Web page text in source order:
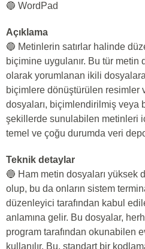
🔵 WordPad
Açıklama
🔵 Metinlerin satırlar halinde
biçimine uygulanır. Bu tür metin
olarak yorumlanan ikili
biçimlere dönüştürülen resimler
dosyaları, biçimlendirilmiş veya
şekillerde sunulabilen metinleri
temel ve çoğu durumda veri
Teknik detaylar
🔵 Ham metin dosyaları yüksek
olup, bu da onların sistem
düzenleyici tarafından kabul
anlamına gelir. Bu dosyalar,
program tarafından okunabilen
kullanılır. Bu, standart bir